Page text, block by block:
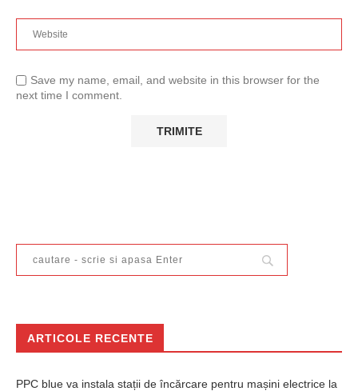
Save my name, email, and website in this browser for the
next time I comment.
ARTICOLE RECENTE
PPC blue va instala stații de încărcare pentru mașini electrice la